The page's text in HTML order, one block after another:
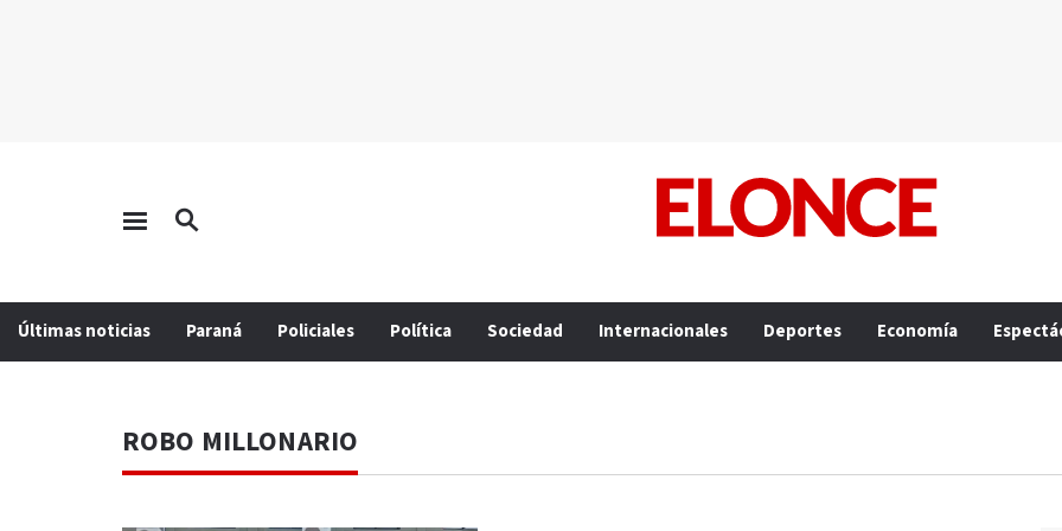
Últimas noticias Paraná Policiales Política Sociedad Internacionales Deportes Economía
ROBO MILLONARIO